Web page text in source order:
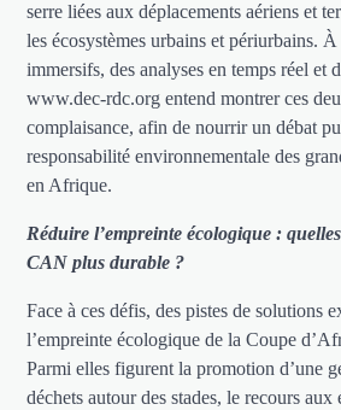
serre liées aux déplacements aériens et
les écosystèmes urbains et périurbains.
immersifs, des analyses en temps réel et
www.dec-rdc.org entend montrer ces
complaisance, afin de nourrir un débat
responsabilité environnementale des
en Afrique.
Réduire l’empreinte écologique :
CAN plus durable ?
Face à ces défis, des pistes de solutions
l’empreinte écologique de la Coupe
Parmi elles figurent la promotion d’une
déchets autour des stades, le recours